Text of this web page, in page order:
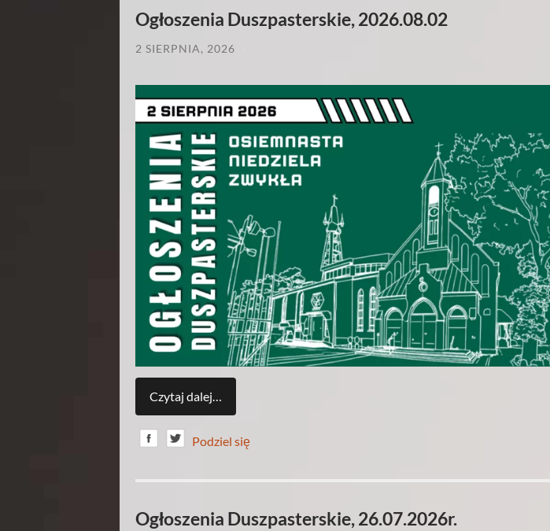
Ogłoszenia Duszpasterskie, 2026.08.02
2 SIERPNIA, 2026
Czytaj dalej…
Podziel się
Ogłoszenia Duszpasterskie, 26.07.2026r.